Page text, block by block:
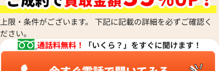
上限・条件がございます。 下記に記載の詳細を必ずご確認く
ださい。
通話料無料！
「いくら？」をすぐに聞けます！